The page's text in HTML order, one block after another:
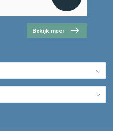
Bekijk meer